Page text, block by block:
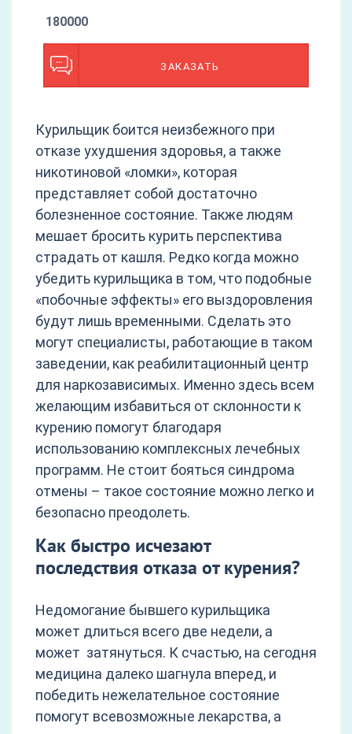
ЗАКАЗАТЬ
180000
Курильщик боится неизбежного при
отказе ухудшения здоровья, а также
никотиновой «ломки», которая
представляет собой достаточно
болезненное состояние. Также людям
мешает бросить курить перспектива
страдать от кашля. Редко когда можно
убедить курильщика в том, что подобные
«побочные эффекты» его выздоровления
будут лишь временными. Сделать это
могут специалисты, работающие в таком
заведении, как реабилитационный центр
для наркозависимых. Именно здесь всем
желающим избавиться от склонности к
курению помогут благодаря
использованию комплексных лечебных
программ. Не стоит бояться синдрома
отмены – такое состояние можно легко и
безопасно преодолеть.
Как быстро исчезают
последствия отказа от курения?
Недомогание бывшего курильщика
может длиться всего две недели, а
может затянуться. К счастью, на сегодня
медицина далеко шагнула вперед, и
победить нежелательное состояние
помогут всевозможные лекарства, а